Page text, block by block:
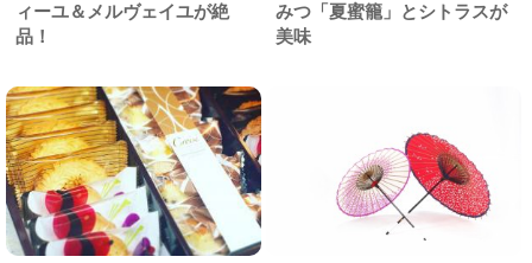
ィーユ＆メルヴェイユが絶
品！
みつ「夏蜜籠」とシトラスが
美味